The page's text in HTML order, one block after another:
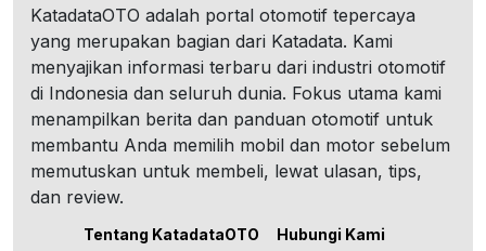
KatadataOTO adalah portal otomotif tepercaya
yang merupakan bagian dari Katadata. Kami
menyajikan informasi terbaru dari industri otomotif
di Indonesia dan seluruh dunia. Fokus utama kami
menampilkan berita dan panduan otomotif untuk
membantu Anda memilih mobil dan motor sebelum
memutuskan untuk membeli, lewat ulasan, tips,
dan review.
Tentang KatadataOTO Hubungi Kami